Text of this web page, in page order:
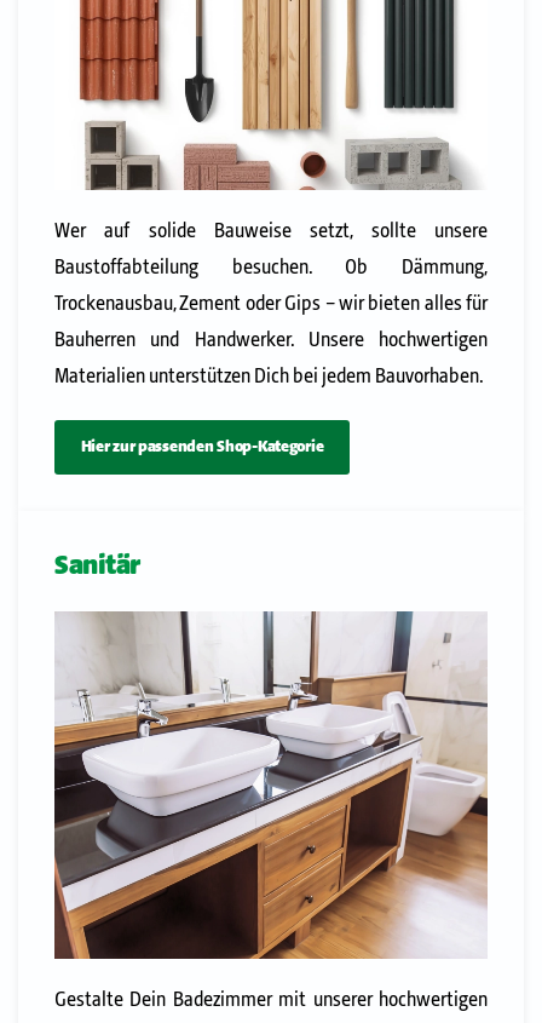
Wer auf solide Bauweise setzt, sollte unsere
Baustoffabteilung besuchen. Ob Dämmung,
Trockenausbau, Zement oder Gips – wir bieten alles für
Bauherren und Handwerker. Unsere hochwertigen
Materialien unterstützen Dich bei jedem Bauvorhaben.
Hier zur passenden Shop-Kategorie
Sanitär
Gestalte Dein Badezimmer mit unserer hochwertigen